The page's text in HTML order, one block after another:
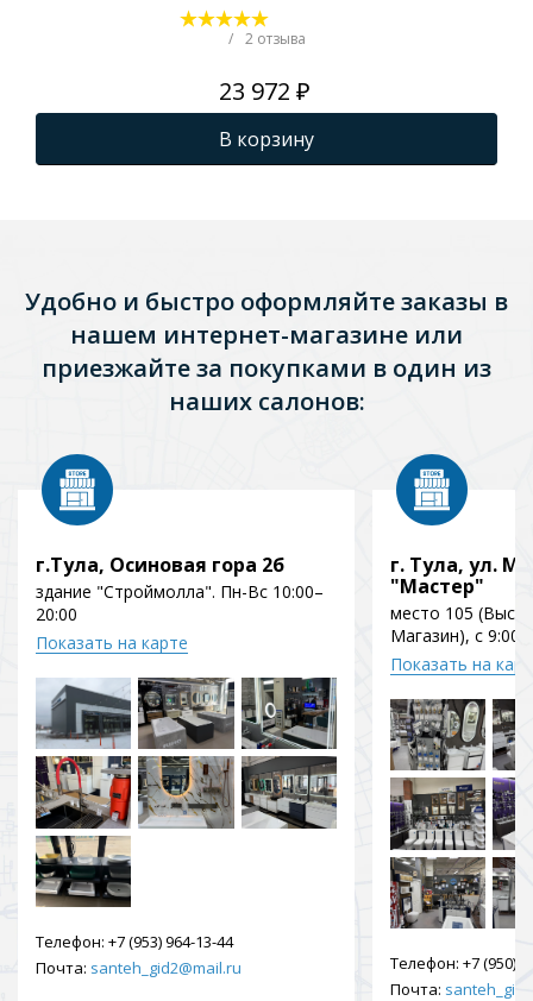
/ 2 отзыва
23 972 ₽
В корзину
Удобно и быстро оформляйте заказы в
нашем интернет-магазине или
приезжайте за покупками в один из
наших салонов:
г.Тула, Осиновая гора 2б
здание "Строймолла". Пн-Вс 10:00–
20:00
Показать на карте
Телефон: +7 (953) 964-13-44
Почта: santeh_gid2@mail.ru
г. Тула, ул.
"Мастер"
место 105
Магазин), с 9:00
Показать на
Телефон: +7 (950)
Почта: